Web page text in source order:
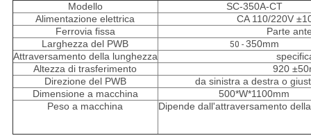
Modello
SC-350A-CT
Alimentazione elettrica
CA 110/220V
Ferrovia fissa
Parte
Larghezza del PWB
50 - 350mm
Attraversamento della lunghezza
Altezza di trasferimento
920
Direzione del PWB
da sinistra a destra o
Dimensione a macchina
500*W*1100mm
Peso a macchina
Dipende dall'attraversamento